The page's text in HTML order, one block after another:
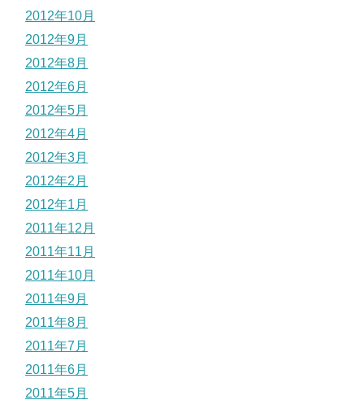
2012年10月
2012年9月
2012年8月
2012年6月
2012年5月
2012年4月
2012年3月
2012年2月
2012年1月
2011年12月
2011年11月
2011年10月
2011年9月
2011年8月
2011年7月
2011年6月
2011年5月